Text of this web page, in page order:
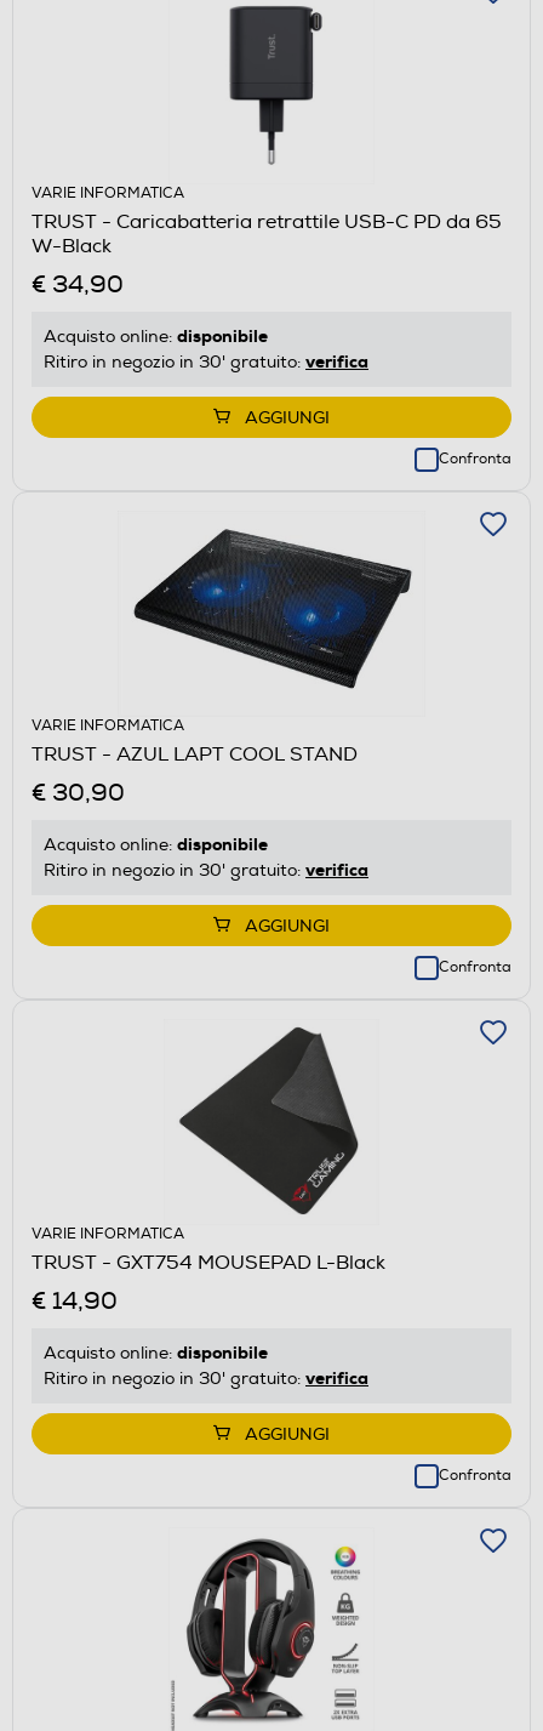
VARIE INFORMATICA
TRUST - Caricabatteria retrattile USB-C PD da 65
W-Black
€ 34,90
Acquisto online: disponibile
Ritiro in negozio in 30' gratuito: verifica
AGGIUNGI
Confronta
VARIE INFORMATICA
TRUST - AZUL LAPT COOL STAND
€ 30,90
Acquisto online: disponibile
Ritiro in negozio in 30' gratuito: verifica
AGGIUNGI
Confronta
VARIE INFORMATICA
TRUST - GXT754 MOUSEPAD L-Black
€ 14,90
Acquisto online: disponibile
Ritiro in negozio in 30' gratuito: verifica
AGGIUNGI
Confronta